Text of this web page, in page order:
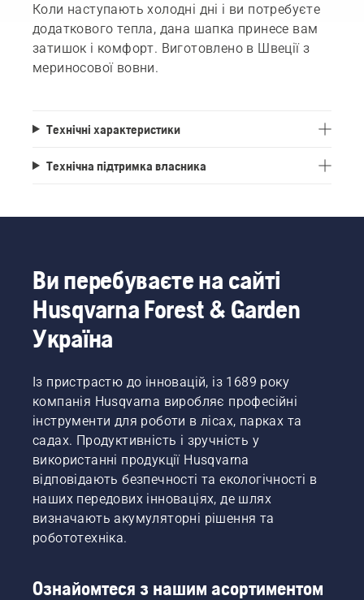
Коли наступають холодні дні і ви потребуєте
додаткового тепла, дана шапка принесе вам
затишок і комфорт. Виготовлено в Швеції з
мериносової вовни.
Технічні характеристики
Технічна підтримка власника
Ви перебуваєте на сайті
Husqvarna Forest & Garden
Україна
Із пристрастю до інновацій, із 1689 року
компанія Husqvarna виробляє професійні
інструменти для роботи в лісах, парках та
садах. Продуктивність і зручність у
використанні продукції Husqvarna
відповідають безпечності та екологічності в
наших передових інноваціях, де шлях
визначають акумуляторні рішення та
робототехніка.
Ознайомтеся з нашим асортиментом